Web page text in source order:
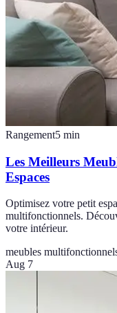
Rangement5 min
Les Meilleurs
Espaces
Optimisez votre petit
multifonctionnels.
votre intérieur.
meubles
Aug 7